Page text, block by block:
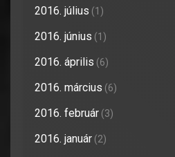
2016. július (1)
2016. június (1)
2016. április (6)
2016. március (6)
2016. február (3)
2016. január (2)